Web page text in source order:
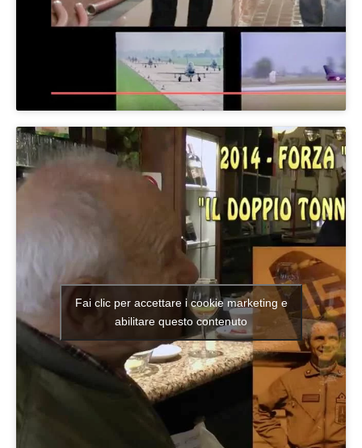
Fai clic per accettare i cookie marketing e
abilitare questo contenuto